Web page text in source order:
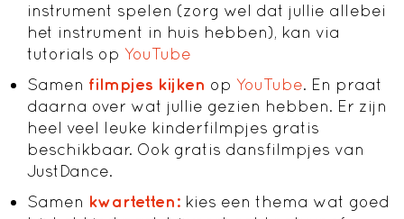
instrument spelen (zorg wel dat jullie allebei
het instrument in huis hebben), kan via
tutorials op YouTube
Samen filmpjes kijken op YouTube. En praat
daarna over wat jullie gezien hebben. Er zijn
heel veel leuke kinderfilmpjes gratis
beschikbaar. Ook gratis dansfilmpjes van
JustDance.
Samen kwartetten: kies een thema wat goed